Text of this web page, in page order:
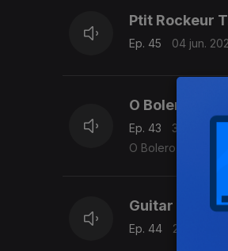
Ptit Rockeur
Ep. 45 04 jun.
O Bolero de
Ep. 43
30 mai.
O Bolero de
Guitar
Ep. 44 29 mai.